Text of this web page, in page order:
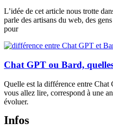
L’idée de cet article nous trotte
parle des artisans du web, des
pour
Chat GPT ou Bard,
Quelle est la différence entre
vous allez lire, correspond à une
évoluer.
Infos